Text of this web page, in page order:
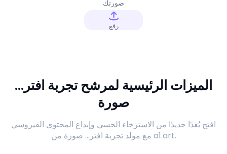
صورتك
رفع
الميزات الرئيسية لمرشح تجربة افتر...
صورة
افتح بُعدًا جديدًا من الاسترخاء الحسي وإبداع المحتوى الفيروسي
مع مولد تجربة افتر... صورة من a1.art.